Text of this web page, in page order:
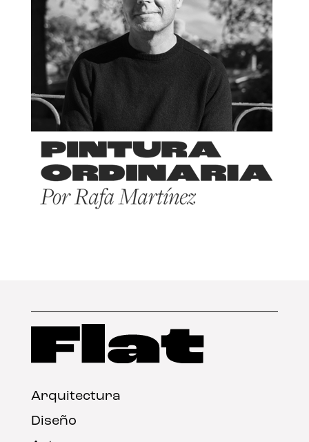
Arquitectura
Diseño